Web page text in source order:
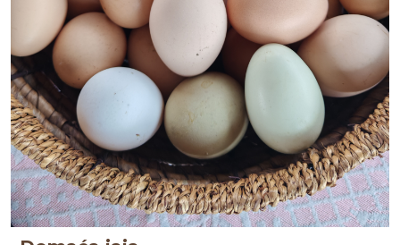
Domaća jaja
PG Gavrilović , Mionica
41.40 rsd/kom 41.40 rsd/kom
Dostupna količina:150.0kom
Kupi